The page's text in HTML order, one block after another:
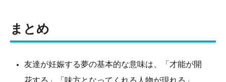
まとめ
友達が妊娠する夢の基本的な意味は、「才能が開
花する」「味方となってくれる人物が現れる」